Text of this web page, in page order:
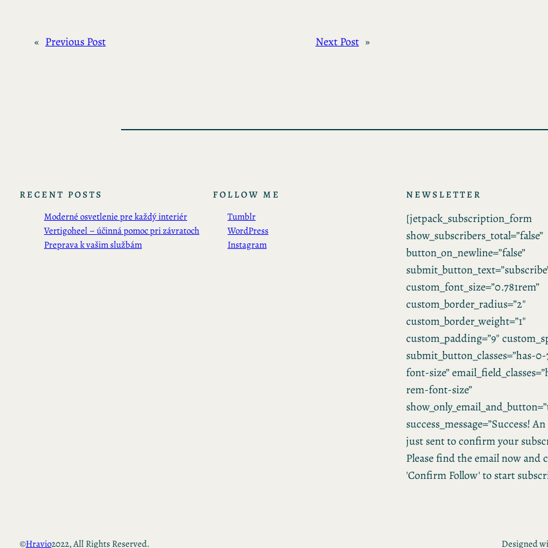
« Previous Post Next Post »
RECENT POSTS
Moderné osvetlenie pre každý interiér
Vertigoheel – účinná pomoc pri závratoch
Preprava k vašim službám
FOLLOW ME
Tumblr
WordPress
Instagram
NEWSLETTER
[jetpack_subscription_form
show_subscribers_total=”false”
button_on_newline=”false”
custom_font_size=”0.781rem”
custom_border_radius=”2″
custom_border_weight=”1″
custom_padding=”9″
submit_button_classes=”has-
font-size”
rem-font-size”
success_message=”Success!
just sent to confirm your
Please find the email now and
'Confirm Follow' to start
©Hravio2022, All Rights Reserved. Designed